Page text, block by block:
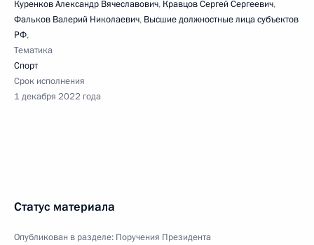
Куренков Александр Вячеславович, Кравцов Сергей Сергеевич,
Фальков Валерий Николаевич, Высшие должностные лица субъектов
РФ,
Тематика
Спорт
Срок исполнения
1 декабря 2022 года
Статус материала
Опубликован в разделе: Поручения Президента